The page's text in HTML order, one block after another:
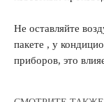
Не оставляйте
пакете , у
приборов, это